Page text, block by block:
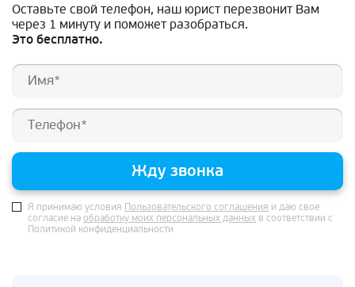
Оставьте свой телефон, наш юрист перезвонит Вам
через 1 минуту и поможет разобраться.
Это бесплатно.
Жду звонка
Я принимаю условия Пользовательского соглашения и даю свое
согласие на обработку моих персональных данных в соответствии с
Политикой конфиденциальности